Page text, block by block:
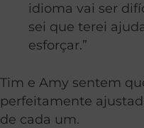
idioma vai ser
sei que terei
esforçar.”
Tim e Amy sentem
perfeitamente
de cada um.